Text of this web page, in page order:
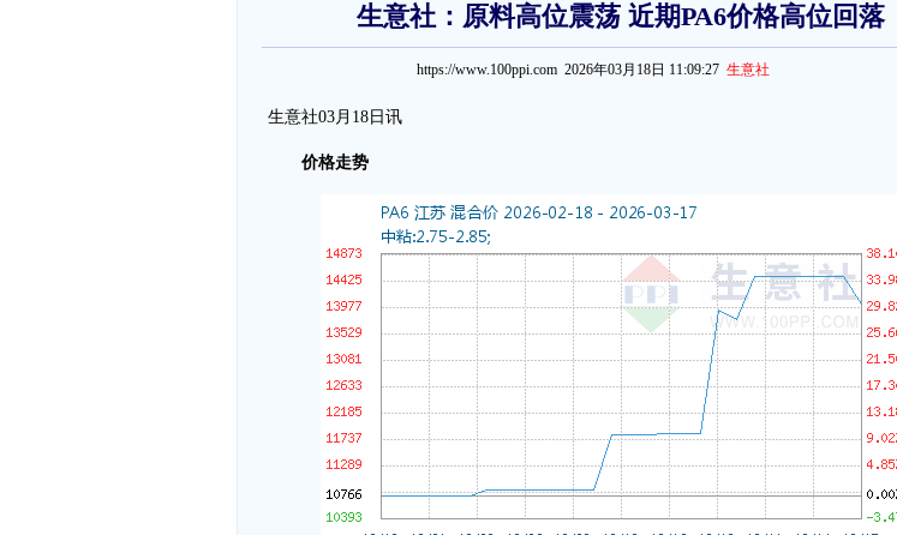
生意社：原料高位震荡 近期PA6价格高位回落
https://www.100ppi.com 2026年03月18日 11:09:27 生意社
生意社03月18日讯
价格走势